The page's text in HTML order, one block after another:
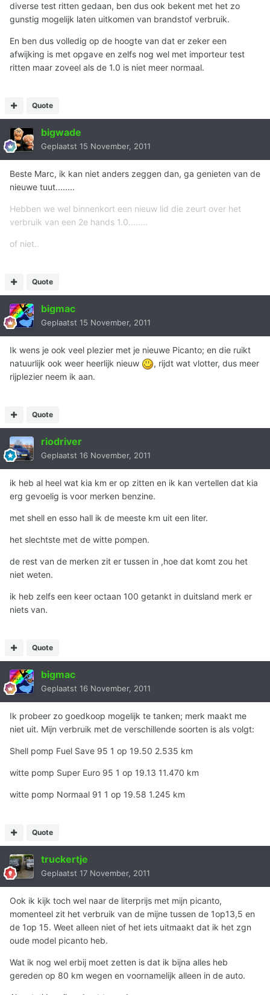
diverse test ritten gedaan, ben dus ook bekent met het zo
gunstig mogelijk laten uitkomen van brandstof verbruik.
En ben dus volledig op de hoogte van dat er zeker een
afwijking is met opgave en zelfs nog wel met importeur test
ritten maar zoveel als de 1.0 is niet meer normaal.
Quote
bigwade
Geplaatst 15 November, 2011
Beste Marc, ik kan niet anders zeggen dan, ga genieten van de
nieuwe tuut........
Hebben we wel binnenkort een nieuw lid die zeurt over het
verbruik van een 2e hands 1.0........
of niet..
Quote
bigmac
Geplaatst 15 November, 2011
Ik wens je ook veel plezier met je nieuwe Picanto; en die ruikt
natuurlijk ook weer heerlijk nieuw
, rijdt wat vlotter, dus meer
rijplezier neem ik aan.
Quote
riodriver
Geplaatst 16 November, 2011
ik heb al heel wat kia km er op zitten en ik kan vertellen dat kia
erg gevoelig is voor merken benzine.
met shell en esso hall ik de meeste km uit een liter.
het slechtste met de witte pompen.
de rest van de merken zit er tussen in ,hoe dat komt zou het
niet weten.
ik heb zelfs een keer octaan 100 getankt in duitsland merk er
niets van.
Quote
bigmac
Geplaatst 16 November, 2011
Ik probeer zo goedkoop mogelijk te tanken; merk maakt me
niet uit. Mijn verbruik met de verschillende soorten is als volgt:
Shell pomp Fuel Save 95 1 op 19.50 2.535 km
witte pomp Super Euro 95 1 op 19.13 11.470 km
witte pomp Normaal 91 1 op 19.58 1.245 km
Quote
truckertje
Geplaatst 17 November, 2011
Ook ik kijk toch wel naar de literprijs met mijn picanto,
momenteel zit het verbruik van de mijne tussen de 1op13,5 en
de 1op 15. Weet alleen niet of het iets uitmaakt dat ik het zgn
oude model picanto heb.
Wat ik nog wel erbij moet zetten is dat ik bijna alles heb
gereden op 80 km wegen en voornamelijk alleen in de auto.